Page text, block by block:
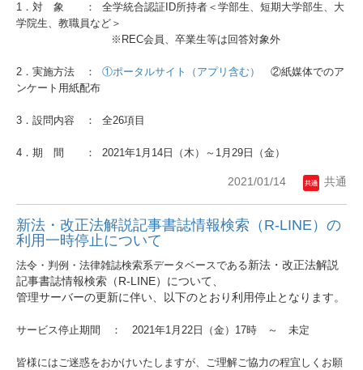
1．対 象 ： 全学統合認証ID所持者＜学部生、短期大学部生、大
学院生、教職員など＞
※REC会員、卒業生等は回答対象外
2．実施方法 ： ①ポータルサイト（アプリ含む）
②紙媒体でのア
ンケート用紙配布
3．設問内容 ： 全26項目
4．期 間 ： 2021年1月14日（木）～1月29日（金）
2021/01/14 共通
新法・改正法解説記事書誌情報検索（R-LINE）の
利用一時停止について
法令・判例・法律雑誌検索系データベースである新法・改正法解説
記事書誌情報検索（R-LINE）について、
管理サーバーの更新に伴い、以下のとおり利用停止となります。
サービス停止期間 ： 2021年1月22日（金）17時 ～ 未定
皆様にはご迷惑をおかけいたしますが、ご理解ご協力の程宜しくお願